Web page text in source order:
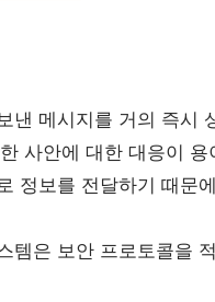
낸 메시지를 거의 즉시
사안에 대한 대응이 용
정보를 전달하기 때문
템은 보안 프로토콜을